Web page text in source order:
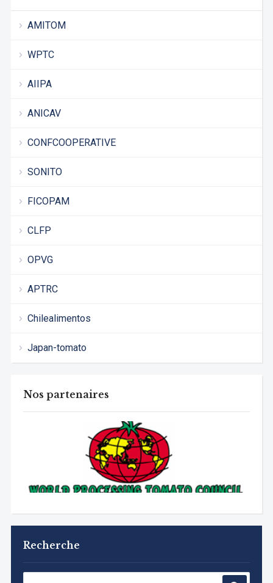
AMITOM
WPTC
AIIPA
ANICAV
CONFCOOPERATIVE
SONITO
FICOPAM
CLFP
OPVG
APTRC
Chilealimentos
Japan-tomato
Nos partenaires
Recherche